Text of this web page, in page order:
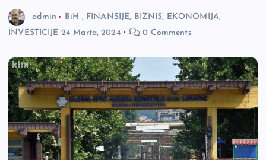
admin BiH , FINANSIJE, BIZNIS, EKONOMIJA,
INVESTICIJE 24 Marta, 2024 0 Comments